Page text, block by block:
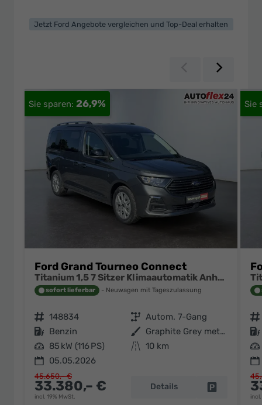
Jetzt Ford Angebote vergleichen und Top-Deal erhalten
Zurück
26,9%
Ford Grand Tourneo Connect
Titanium 1,5 7 Sitzer Klimaautomatik Anhängerkupplung Sitzheizung Einparkhilfe Kamera 17 Zoll Leichtmetall ACC
sofort lieferbar Neuwagen mit Tageszulassung
Fahrzeugnr. 148834 Getriebe Autom. 7-Gang
Kraftstoff Benzin Außenfarbe
Graphite Grey metallic
Leistung 85 kW (116 PS) Kilometerstand 10 km
05.05.2026
33.380,– €
incl. 19% MwSt.
45.650,– €
Details Fahrzeug
Fahrzeugnr.
Kraftstoff
Leistung